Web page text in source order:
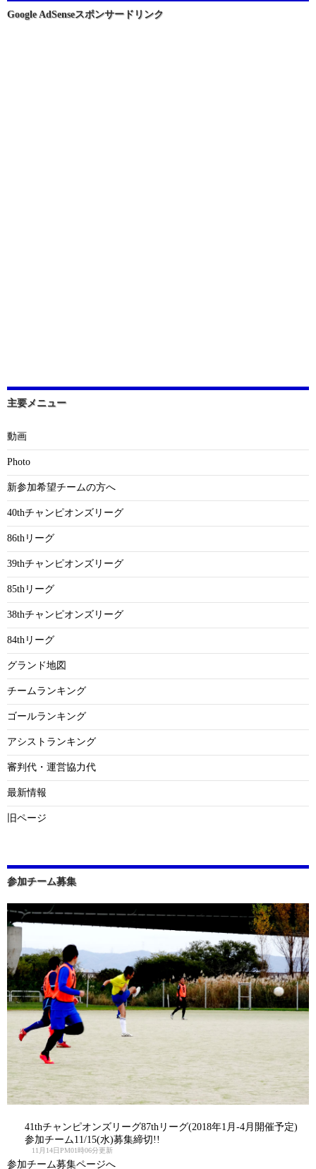
ョ
Google AdSenseスポンサードリンク
主要メニュー
動画
Photo
新参加希望チームの方へ
40thチャンピオンズリーグ
86thリーグ
39thチャンピオンズリーグ
85thリーグ
38thチャンピオンズリーグ
84thリーグ
グランド地図
チームランキング
ゴールランキング
アシストランキング
審判代・運営協力代
最新情報
旧ページ
参加チーム募集
41thチャンピオンズリーグ87thリーグ(2018年1月-4月開催予定)
参加チーム11/15(水)募集締切!!
11月14日PM01時06分更新
参加チーム募集ページへ